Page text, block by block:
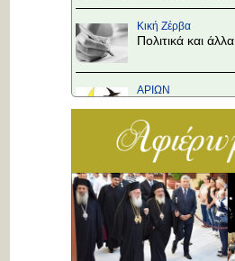
Κική Ζέρβα
Πολιτικά και άλλα
ΑΡΙΩΝ
Τρέλας
Επισημάνσεις
στους κόμβους!
Κική Ζέρβα
Πολιτικά και άλλα